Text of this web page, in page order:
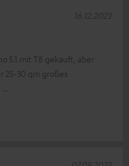
5.1 mit T8 gekauft, aber
25-30 qm großes
16.12.2023